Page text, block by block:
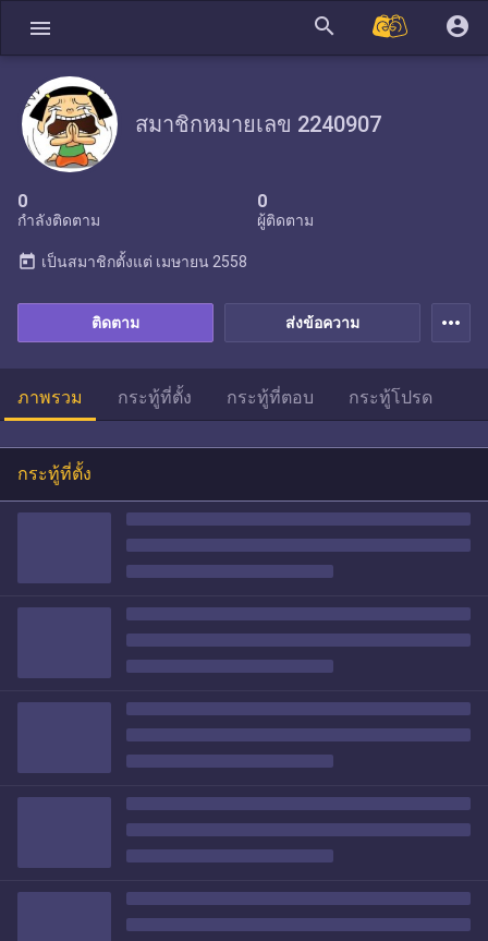
menu search account_circle
สมาชิกหมายเลข 2240907
0
กำลังติดตาม
0
ผู้ติดตาม
ส่งข้อความ
ติดตาม
today เป็นสมาชิกตั้งแต่ เมษายน 2558
more_horiz
ภาพรวม กระทู้ที่ตั้ง กระทู้ที่ตอบ กระทู้โปรด
กระทู้ที่ตั้ง